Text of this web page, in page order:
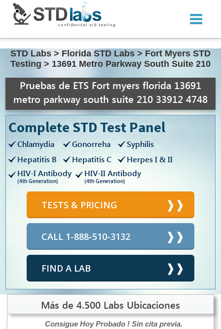
STD Labs > Florida STD Labs > Fort Myers STD
Testing > 13691 Metro Parkway South Suite 210
Pruebas de ETS Fort myers florida 13691
metro parkway south suite 210 33912 4748
Complete STD Test Panel
Chlamydia Gonorreha
Syphilis
Hepatitis B
Hepatitis C
Herpes I & II
HIV-I Antibody
(4th Generation)
HIV-II Antibody
(4th Generation)
TESTS & PRICING
CALL 1-888-510-3132
FIND A LAB
Más de 4.500 Labs Ubicaciones
Consigue Hoy Probado ! Sin cita previa.